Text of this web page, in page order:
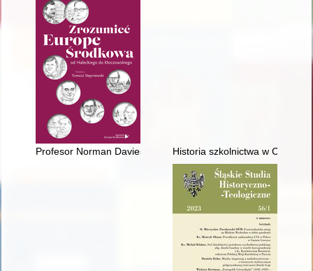
Profesor Norman Davies o Europie Środkowej
Historia szkolnictwa w